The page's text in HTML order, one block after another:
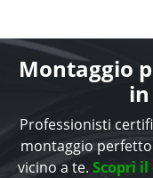
Montaggio
Professionisti
montaggio
vicino a te. Scopri